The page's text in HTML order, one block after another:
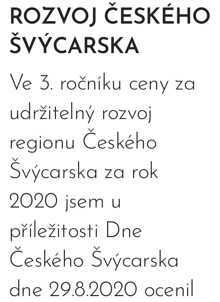
ROZVOJ ČESKÉHO
ŠVÝCARSKA
Ve 3. ročníku ceny za
udržitelný rozvoj
regionu Českého
Švýcarska za rok
2020 jsem u
příležitosti Dne
Českého Švýcarska
dne 29.8.2020 ocenil